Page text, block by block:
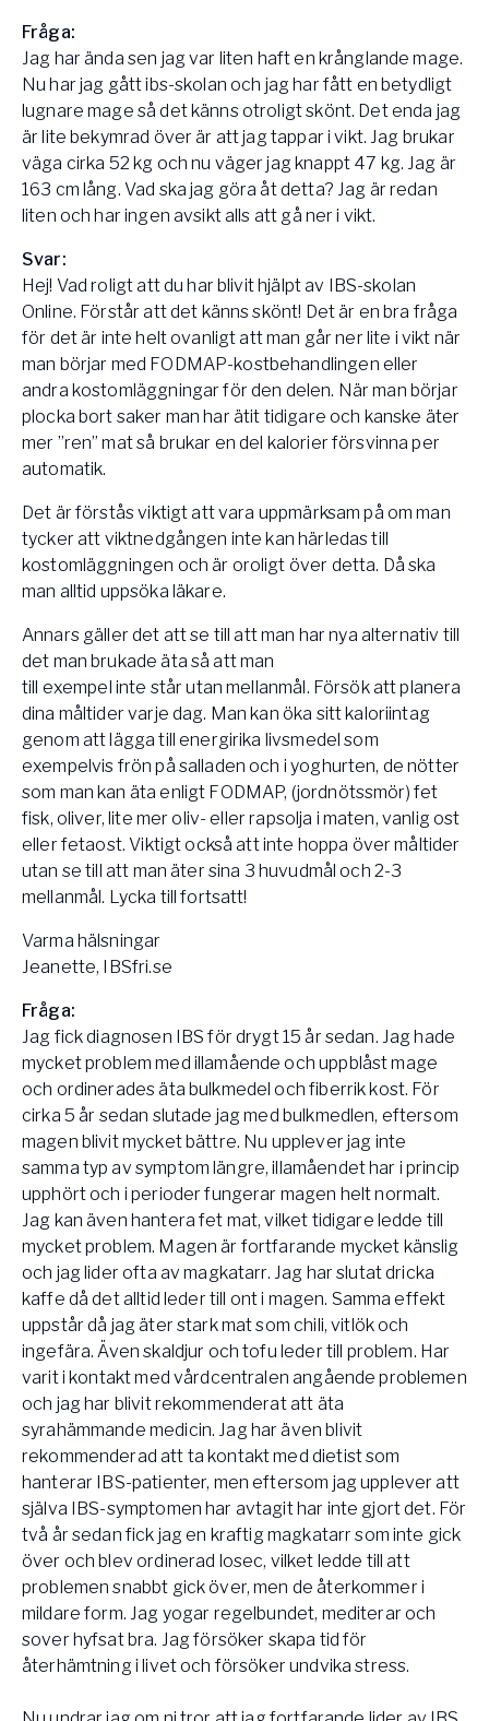
Fråga:
Jag har ända sen jag var liten haft en krånglande mage.
Nu har jag gått ibs-skolan och jag har fått en betydligt
lugnare mage så det känns otroligt skönt. Det enda jag
är lite bekymrad över är att jag tappar i vikt. Jag brukar
väga cirka 52 kg och nu väger jag knappt 47 kg. Jag är
163 cm lång. Vad ska jag göra åt detta? Jag är redan
liten och har ingen avsikt alls att gå ner i vikt.
Svar:
Hej! Vad roligt att du har blivit hjälpt av IBS-skolan
Online. Förstår att det känns skönt! Det är en bra fråga
för det är inte helt ovanligt att man går ner lite i vikt när
man börjar med FODMAP-kostbehandlingen eller
andra kostomläggningar för den delen. När man börjar
plocka bort saker man har ätit tidigare och kanske äter
mer ”ren” mat så brukar en del kalorier försvinna per
automatik.
Det är förstås viktigt att vara uppmärksam på om man
tycker att viktnedgången inte kan härledas till
kostomläggningen och är oroligt över detta. Då ska
man alltid uppsöka läkare.
Annars gäller det att se till att man har nya alternativ till
det man brukade äta så att man
till exempel inte står utan mellanmål. Försök att planera
dina måltider varje dag. Man kan öka sitt kaloriintag
genom att lägga till energirika livsmedel som
exempelvis frön på salladen och i yoghurten, de nötter
som man kan äta enligt FODMAP, (jordnötssmör) fet
fisk, oliver, lite mer oliv- eller rapsolja i maten, vanlig ost
eller fetaost. Viktigt också att inte hoppa över måltider
utan se till att man äter sina 3 huvudmål och 2-3
mellanmål. Lycka till fortsatt!
Varma hälsningar
Jeanette, IBSfri.se
Fråga:
Jag fick diagnosen IBS för drygt 15 år sedan. Jag hade
mycket problem med illamående och uppblåst mage
och ordinerades äta bulkmedel och fiberrik kost. För
cirka 5 år sedan slutade jag med bulkmedlen, eftersom
magen blivit mycket bättre. Nu upplever jag inte
samma typ av symptom längre, illamåendet har i princip
upphört och i perioder fungerar magen helt normalt.
Jag kan även hantera fet mat, vilket tidigare ledde till
mycket problem. Magen är fortfarande mycket känslig
och jag lider ofta av magkatarr. Jag har slutat dricka
kaffe då det alltid leder till ont i magen. Samma effekt
uppstår då jag äter stark mat som chili, vitlök och
ingefära. Även skaldjur och tofu leder till problem. Har
varit i kontakt med vårdcentralen angående problemen
och jag har blivit rekommenderat att äta
syrahämmande medicin. Jag har även blivit
rekommenderad att ta kontakt med dietist som
hanterar IBS-patienter, men eftersom jag upplever att
själva IBS-symptomen har avtagit har inte gjort det. För
två år sedan fick jag en kraftig magkatarr som inte gick
över och blev ordinerad losec, vilket ledde till att
problemen snabbt gick över, men de återkommer i
mildare form. Jag yogar regelbundet, mediterar och
sover hyfsat bra. Jag försöker skapa tid för
återhämtning i livet och försöker undvika stress.